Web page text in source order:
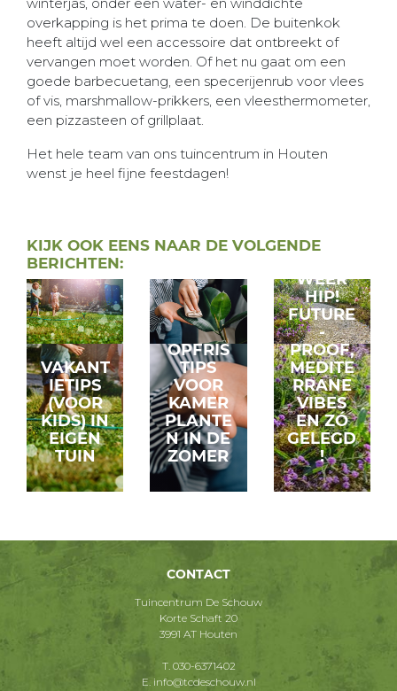
overkapping is het prima te doen. De buitenkok
heeft altijd wel een accessoire dat ontbreekt of
vervangen moet worden. Of het nu gaat om een
goede barbecuetang, een specerijenrub voor vlees
of vis, marshmallow-prikkers, een vleesthermometer,
een pizzasteen of grillplaat.
Het hele team van ons tuincentrum in Houten
wenst je heel fijne feestdagen!
KIJK OOK EENS NAAR DE VOLGENDE
BERICHTEN:
VAKANT
IETIPS
(VOOR
KIDS) IN
EIGEN
TUIN
OPFRIS
TIPS
VOOR
KAMER
PLANTE
N IN DE
ZOMER
GRIND
WEER
HIP!
FUTURE
-
PROOF,
MEDITE
RRANE
VIBES
EN ZÓ
GELEGD
!
CONTACT
Tuincentrum De Schouw
Korte Schaft 20
3991 AT Houten
T. 030-6371402
E. info@tcdeschouw.nl